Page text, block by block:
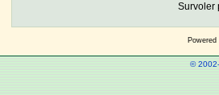
Survoler
©